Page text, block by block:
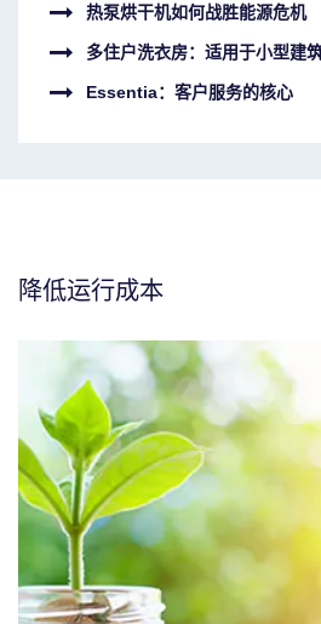
热泵烘干机如何战胜能源危机
多住户洗衣房：适用于小型建
Essentia：客户服务的核心
降低运行成本